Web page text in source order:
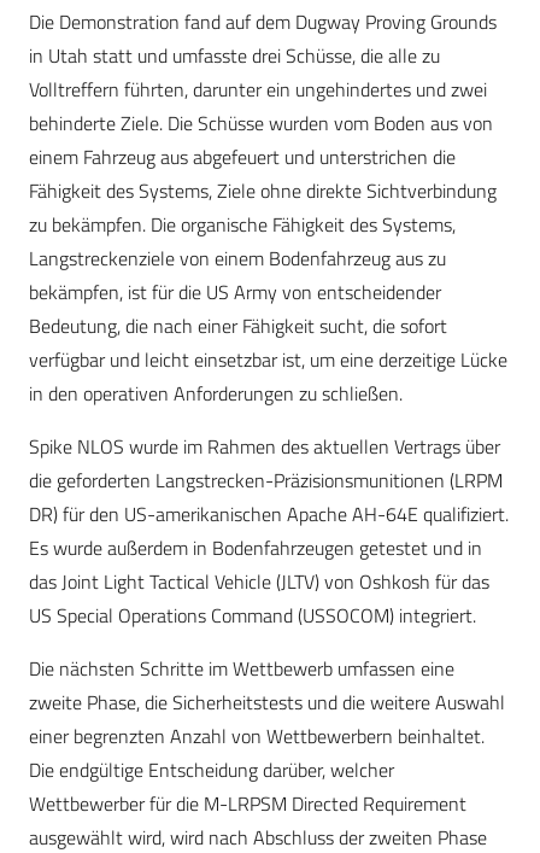
Die Demonstration fand auf dem Dugway Proving Grounds
in Utah statt und umfasste drei Schüsse, die alle zu
Volltreffern führten, darunter ein ungehindertes und zwei
behinderte Ziele. Die Schüsse wurden vom Boden aus von
einem Fahrzeug aus abgefeuert und unterstrichen die
Fähigkeit des Systems, Ziele ohne direkte Sichtverbindung
zu bekämpfen. Die organische Fähigkeit des Systems,
Langstreckenziele von einem Bodenfahrzeug aus zu
bekämpfen, ist für die US Army von entscheidender
Bedeutung, die nach einer Fähigkeit sucht, die sofort
verfügbar und leicht einsetzbar ist, um eine derzeitige Lücke
in den operativen Anforderungen zu schließen.
Spike NLOS wurde im Rahmen des aktuellen Vertrags über
die geforderten Langstrecken-Präzisionsmunitionen (LRPM
DR) für den US-amerikanischen Apache AH-64E qualifiziert.
Es wurde außerdem in Bodenfahrzeugen getestet und in
das Joint Light Tactical Vehicle (JLTV) von Oshkosh für das
US Special Operations Command (USSOCOM) integriert.
Die nächsten Schritte im Wettbewerb umfassen eine
zweite Phase, die Sicherheitstests und die weitere Auswahl
einer begrenzten Anzahl von Wettbewerbern beinhaltet.
Die endgültige Entscheidung darüber, welcher
Wettbewerber für die M-LRPSM Directed Requirement
ausgewählt wird, wird nach Abschluss der zweiten Phase